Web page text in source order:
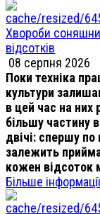
Хвороби
відсотків
08 серпня 2026
Поки техніка
культури
в цей час на них
більшу частину
двічі: спершу по
залежить
кожен відсоток
Більше інформації